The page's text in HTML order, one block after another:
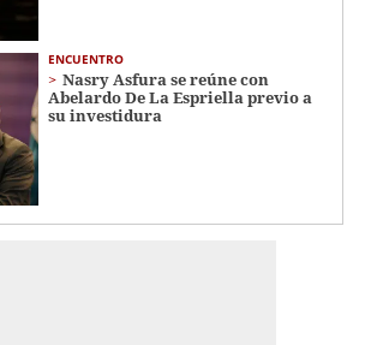
ENCUENTRO
Nasry Asfura se reúne con
Abelardo De La Espriella previo a
su investidura